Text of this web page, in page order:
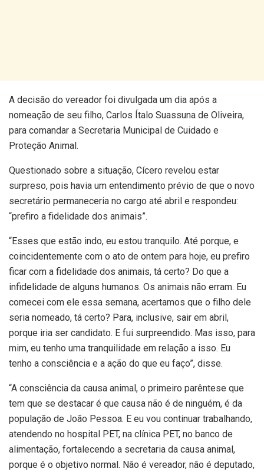
A decisão do vereador foi divulgada um dia após a
nomeação de seu filho, Carlos Ítalo Suassuna de Oliveira,
para comandar a Secretaria Municipal de Cuidado e
Proteção Animal.
Questionado sobre a situação, Cícero revelou estar
surpreso, pois havia um entendimento prévio de que o novo
secretário permaneceria no cargo até abril e respondeu:
“prefiro a fidelidade dos animais”.
“Esses que estão indo, eu estou tranquilo. Até porque, e
coincidentemente com o ato de ontem para hoje, eu prefiro
ficar com a fidelidade dos animais, tá certo? Do que a
infidelidade de alguns humanos. Os animais não erram. Eu
comecei com ele essa semana, acertamos que o filho dele
seria nomeado, tá certo? Para, inclusive, sair em abril,
porque iria ser candidato. E fui surpreendido. Mas isso, para
mim, eu tenho uma tranquilidade em relação a isso. Eu
tenho a consciência e a ação do que eu faço”, disse.
“A consciência da causa animal, o primeiro parêntese que
tem que se destacar é que causa não é de ninguém, é da
população de João Pessoa. E eu vou continuar trabalhando,
atendendo no hospital PET, na clínica PET, no banco de
alimentação, fortalecendo a secretaria da causa animal,
porque é o objetivo normal. Não é vereador, não é deputado,